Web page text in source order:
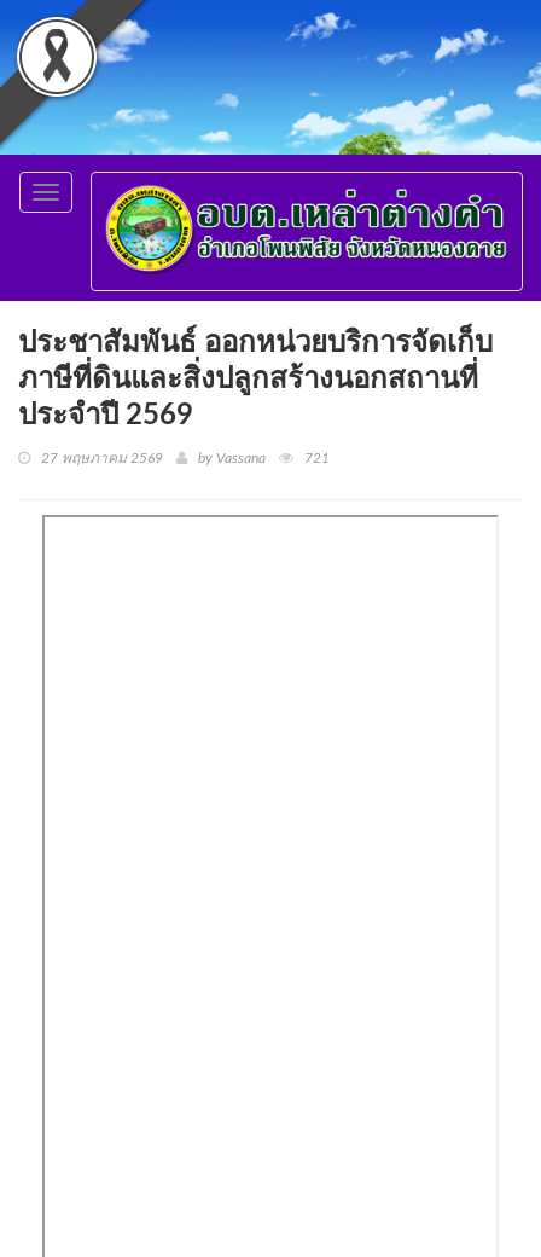
Toggle
navigation
ประชาสัมพันธ์ ออกหน่วยบริการจัดเก็บ
ภาษีที่ดินและสิ่งปลูกสร้างนอกสถานที่
ประจำปี 2569
27 พฤษภาคม 2569 by Vassana 721